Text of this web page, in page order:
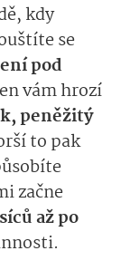
kdy
se
pod
vám hrozí
peněžitý
to pak
začne
až po